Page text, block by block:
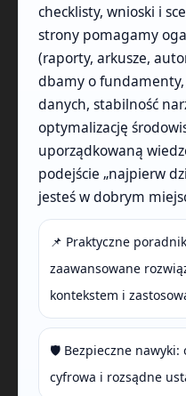
checklisty, wnioski i
strony pomagamy
(raporty, arkusze,
dbamy o
danych, stabilność
optymalizację
uporządkowaną
podejście „najpierw
jesteś w dobrym
📌 Praktyczne
zaawansowane
kontekstem i
🛡️ Bezpieczne
cyfrowa i rozsądne